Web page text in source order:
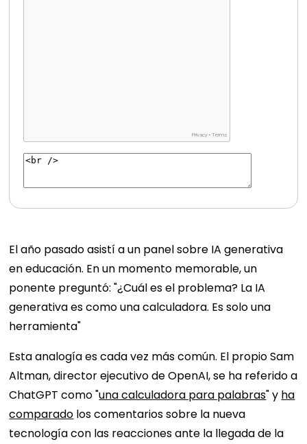
El año pasado asistí a un panel sobre IA generativa
en educación. En un momento memorable, un
ponente preguntó: "¿Cuál es el problema? La IA
generativa es como una calculadora. Es solo una
herramienta"
Esta analogía es cada vez más común. El propio Sam
Altman, director ejecutivo de OpenAI, se ha referido a
ChatGPT como "una calculadora para palabras" y ha
comparado los comentarios sobre la nueva
tecnología con las reacciones ante la llegada de la